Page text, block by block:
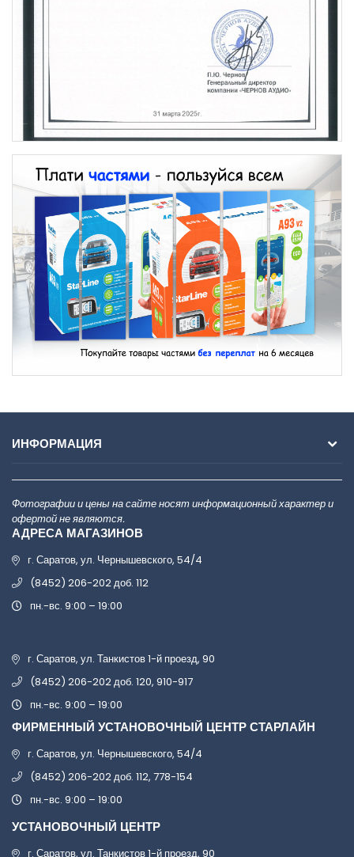
ИНФОРМАЦИЯ
Фотографии и цены на сайте носят информационный характер и
офертой не являются.
АДРЕСА МАГАЗИНОВ
г. Саратов, ул. Чернышевского, 54/4
(8452) 206-202 доб. 112
пн.-вс. 9:00 – 19:00
г. Саратов, ул. Танкистов 1-й проезд, 90
(8452) 206-202 доб. 120, 910-917
пн.-вс. 9:00 – 19:00
ФИРМЕННЫЙ УСТАНОВОЧНЫЙ ЦЕНТР СТАРЛАЙН
г. Саратов, ул. Чернышевского, 54/4
(8452) 206-202 доб. 112, 778-154
пн.-вс. 9:00 – 19:00
УСТАНОВОЧНЫЙ ЦЕНТР
г. Саратов, ул. Танкистов 1-й проезд, 90